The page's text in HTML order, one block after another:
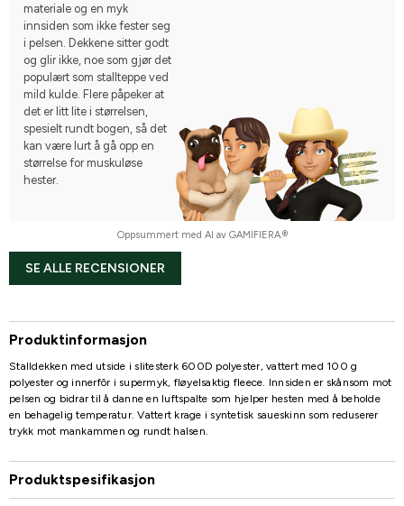
materiale og en myk
innsiden som ikke fester seg
i pelsen. Dekkene sitter godt
og glir ikke, noe som gjør det
populært som stallteppe ved
mild kulde. Flere påpeker at
det er litt lite i størrelsen,
spesielt rundt bogen, så det
kan være lurt å gå opp en
størrelse for muskuløse
hester.
Oppsummert med AI av GAMIFIERA.®
SE ALLE RECENSIONER
Produktinformasjon
Stalldekken med utside i slitesterk 600D polyester, vattert med 100 g
polyester og innerfôr i supermyk, fløyelsaktig fleece. Innsiden er skånsom mot
pelsen og bidrar til å danne en luftspalte som hjelper hesten med å beholde
en behagelig temperatur. Vattert krage i syntetisk saueskinn som reduserer
trykk mot mankammen og rundt halsen.
Produktspesifikasjon